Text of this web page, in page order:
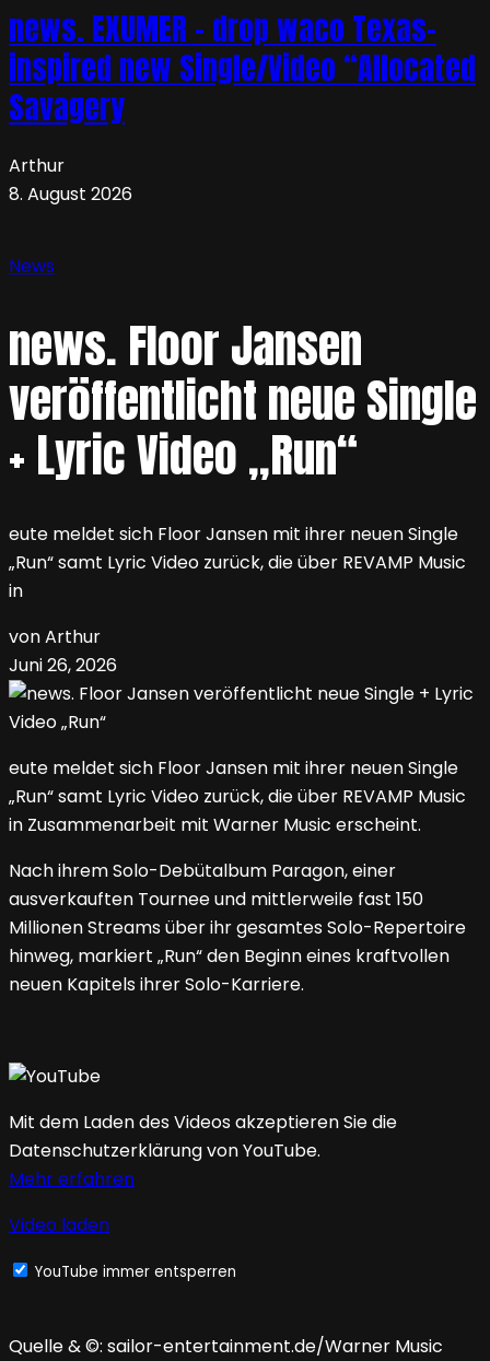
news. EXUMER – drop waco Texas-
inspired new Single/Video “Allocated
Savagery
Arthur
8. August 2026
News
news. Floor Jansen
veröffentlicht neue Single
+ Lyric Video „Run“
eute meldet sich Floor Jansen mit ihrer neuen Single
„Run“ samt Lyric Video zurück, die über REVAMP Music
in
von Arthur
Juni 26, 2026
eute meldet sich Floor Jansen mit ihrer neuen Single
„Run“ samt Lyric Video zurück, die über REVAMP Music
in Zusammenarbeit mit Warner Music erscheint.
Nach ihrem Solo-Debütalbum Paragon, einer
ausverkauften Tournee und mittlerweile fast 150
Millionen Streams über ihr gesamtes Solo-Repertoire
hinweg, markiert „Run“ den Beginn eines kraftvollen
neuen Kapitels ihrer Solo-Karriere.
Mit dem Laden des Videos akzeptieren Sie die
Datenschutzerklärung von YouTube.
Mehr erfahren
Video laden
YouTube immer entsperren
Quelle & ©: sailor-entertainment.de/Warner Music